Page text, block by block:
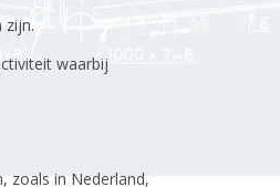
zijn.
waarbij
zoals in Nederland,